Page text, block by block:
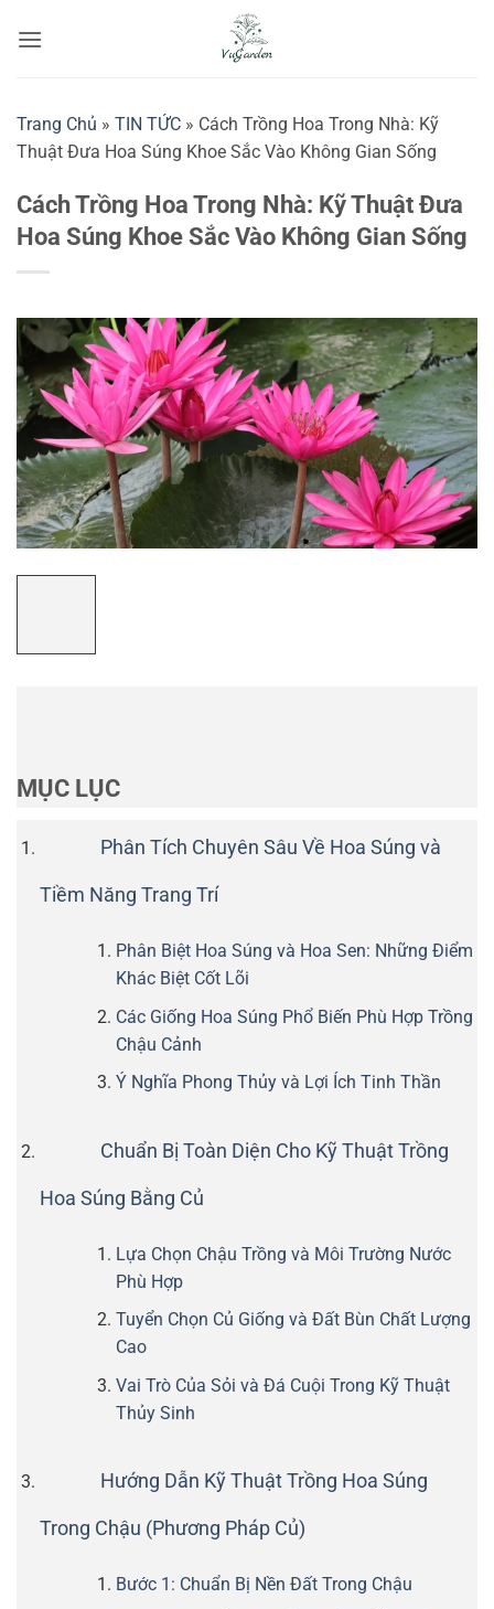
qua
Trang Chủ » TIN TỨC » Cách Trồng Hoa Trong Nhà: Kỹ
Thuật Đưa Hoa Súng Khoe Sắc Vào Không Gian Sống
Cách Trồng Hoa Trong Nhà: Kỹ Thuật Đưa
Hoa Súng Khoe Sắc Vào Không Gian Sống
MỤC LỤC
Phân Tích Chuyên Sâu Về Hoa Súng và
Tiềm Năng Trang Trí
Phân Biệt Hoa Súng và Hoa Sen: Những Điểm
Khác Biệt Cốt Lõi
Các Giống Hoa Súng Phổ Biến Phù Hợp Trồng
Chậu Cảnh
Ý Nghĩa Phong Thủy và Lợi Ích Tinh Thần
Chuẩn Bị Toàn Diện Cho Kỹ Thuật Trồng
Hoa Súng Bằng Củ
Lựa Chọn Chậu Trồng và Môi Trường Nước
Phù Hợp
Tuyển Chọn Củ Giống và Đất Bùn Chất Lượng
Cao
Vai Trò Của Sỏi và Đá Cuội Trong Kỹ Thuật
Thủy Sinh
Hướng Dẫn Kỹ Thuật Trồng Hoa Súng
Trong Chậu (Phương Pháp Củ)
Bước 1: Chuẩn Bị Nền Đất Trong Chậu